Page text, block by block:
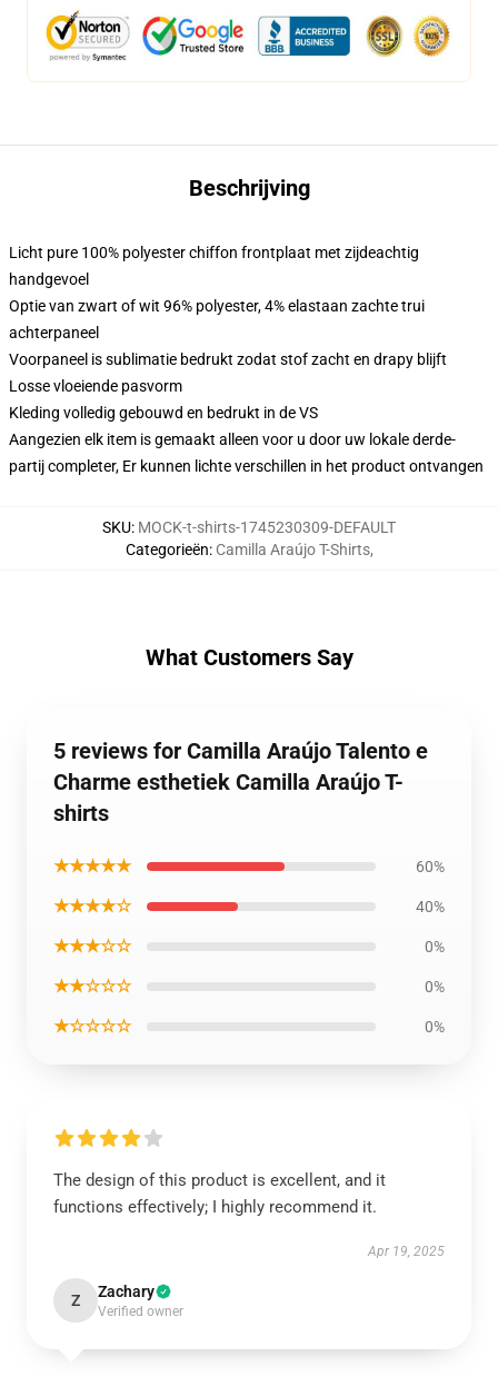
Beschrijving
Licht pure 100% polyester chiffon frontplaat met zijdeachtig
handgevoel
Optie van zwart of wit 96% polyester, 4% elastaan zachte trui
achterpaneel
Voorpaneel is sublimatie bedrukt zodat stof zacht en drapy blijft
Losse vloeiende pasvorm
Kleding volledig gebouwd en bedrukt in de VS
Aangezien elk item is gemaakt alleen voor u door uw lokale derde-
partij completer, Er kunnen lichte verschillen in het product ontvangen
SKU: MOCK-t-shirts-1745230309-DEFAULT
Categorieën: Camilla Araújo T-Shirts,
What Customers Say
5 reviews for Camilla Araújo Talento e
Charme esthetiek Camilla Araújo T-
shirts
★★★★★ 60%
★★★★☆ 40%
★★★☆☆ 0%
★★☆☆☆ 0%
★☆☆☆☆ 0%
The design of this product is excellent, and it
functions effectively; I highly recommend it.
Apr 19, 2025
Z Zachary
Verified owner